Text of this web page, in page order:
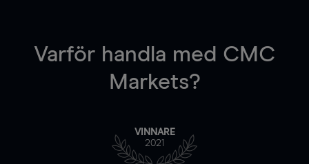
Varför handla med CMC
Markets?
VINNARE
2021